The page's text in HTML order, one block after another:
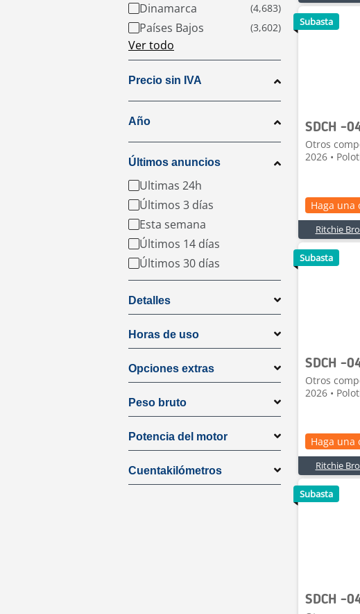
Dinamarca
Países Bajos
Ver todo
Precio sin IVA
Año
Últimos anuncios
Ultimas 24h
Últimos 3 días
Esta semana
Últimos 14 días
Últimos 30 días
Detalles
Horas de uso
Opciones extras
Peso bruto
Potencia del motor
Cuentakilómetros
SDCH -
Otros
2026 •
Haga una
Ritchie
Subasta
SDCH -
Otros
2026 •
Haga una
Ritchie
Subasta
SDCH -
Subasta